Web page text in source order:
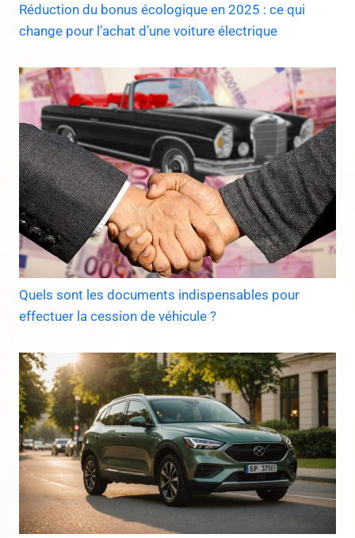
Réduction du bonus écologique en 2025 : ce qui
change pour l’achat d’une voiture électrique
Quels sont les documents indispensables pour
effectuer la cession de véhicule ?